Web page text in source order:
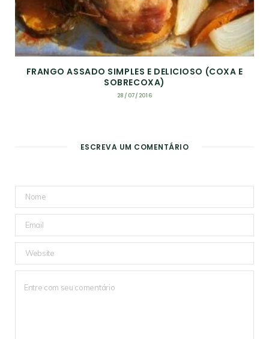
FRANGO ASSADO SIMPLES E DELICIOSO (COXA E
SOBRECOXA)
28/07/2016
ESCREVA UM COMENTÁRIO